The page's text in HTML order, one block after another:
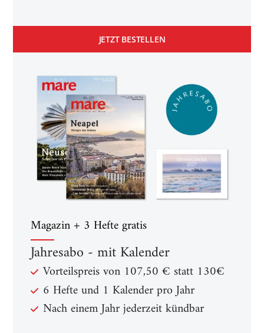
JETZT BESTELLEN
Magazin + 3 Hefte gratis
Jahresabo - mit Kalender
Vorteilspreis von 107,50 € statt 130€
6 Hefte und 1 Kalender pro Jahr
Nach einem Jahr jederzeit kündbar